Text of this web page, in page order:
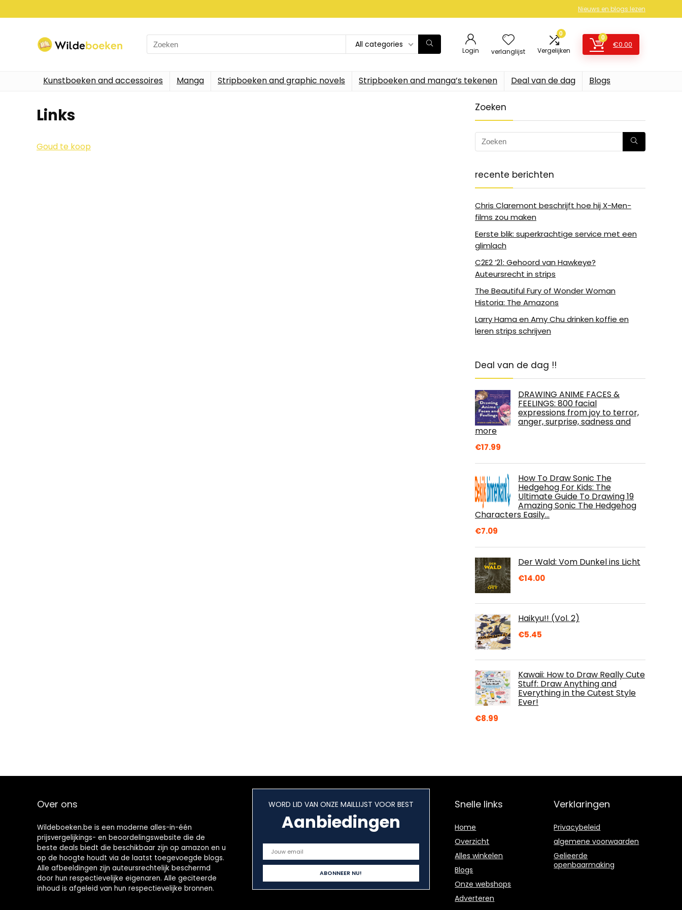
Nieuws en blogs lezen
Search
for:
All categories
Login verlanglijst
0
Vergelijken
0
€0.00
Kunstboeken and accessoires Manga Stripboeken and graphic novels Stripboeken and manga’s tekenen Deal van de dag Blogs
Links
Goud te koop
Zoeken
recente berichten
Chris Claremont beschrijft hoe hij X-Men-
films zou maken
Eerste blik: superkrachtige service met een
glimlach
C2E2 ’21: Gehoord van Hawkeye?
Auteursrecht in strips
The Beautiful Fury of Wonder Woman
Historia: The Amazons
Larry Hama en Amy Chu drinken koffie en
leren strips schrijven
Deal van de dag !!
DRAWING ANIME FACES &
FEELINGS: 800 facial
expressions from joy to terror,
anger, surprise, sadness and
more
€17.99
How To Draw Sonic The
Hedgehog For Kids: The
Ultimate Guide To Drawing 19
Amazing Sonic The Hedgehog
Characters Easily…
€7.09
Der Wald: Vom Dunkel ins Licht
€14.00
Haikyu!! (Vol. 2)
€5.45
Kawaii: How to Draw Really Cute
Stuff: Draw Anything and
Everything in the Cutest Style
Ever!
€8.99
Over ons
Wildeboeken.be is een moderne alles-in-één
prijsvergelijkings- en beoordelingswebsite die de
beste deals biedt die beschikbaar zijn op amazon en u
op de hoogte houdt via de laatst toegevoegde blogs.
Alle afbeeldingen zijn auteursrechtelijk beschermd
door hun respectievelijke eigenaren. Alle geciteerde
inhoud is afgeleid van hun respectievelijke bronnen.
WORD LID VAN ONZE MAILLIJST VOOR BEST
Aanbiedingen
Snelle links
Home
Overzicht
Alles winkelen
Blogs
Onze webshops
Adverteren
Verklaringen
Privacybeleid
algemene voorwaarden
Gelieerde
openbaarmaking